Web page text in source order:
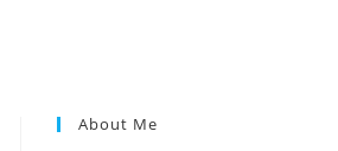
About Me